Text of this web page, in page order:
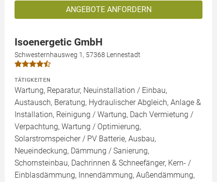
ANGEBOTE ANFORDERN
Isoenergetic GmbH
Schwesternhausweg 1, 57368 Lennestadt
TÄTIGKEITEN
Wartung, Reparatur, Neuinstallation / Einbau,
Austausch, Beratung, Hydraulischer Abgleich, Anlage &
Installation, Reinigung / Wartung, Dach Vermietung /
Verpachtung, Wartung / Optimierung,
Solarstromspeicher / PV Batterie, Ausbau,
Neueindeckung, Dämmung / Sanierung,
Schornsteinbau, Dachrinnen & Schneefänger, Kern- /
Einblasdämmung, Innendämmung, Außendämmung,